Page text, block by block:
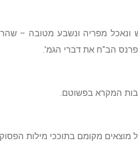
ונאכל מפריה ונשבע מטובה –
הב"ח את דברי הגמ'.
המקרא בפשוטם.
מקומם בתוככי מילות